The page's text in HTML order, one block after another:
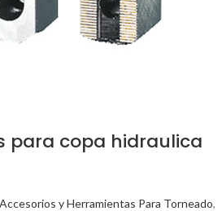
para copa hidraulica
Accesorios y Herramientas Para Torneado,